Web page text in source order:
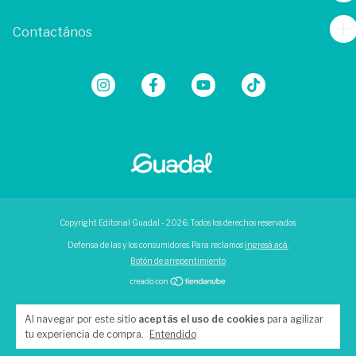
Al navegar por este sitio aceptás el uso de cookies para agilizar
tu experiencia de compra.
Entendido
Contactános
Copyright Editorial Guadal - 2026. Todos los derechos reservados.
Defensa de las y los consumidores. Para reclamos ingresá acá.
Botón de arrepentimiento